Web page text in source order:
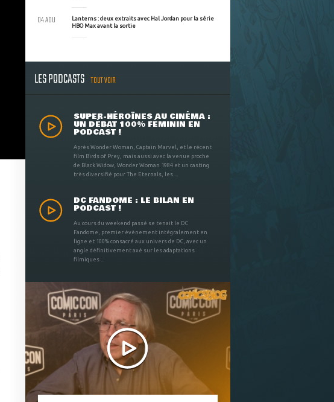
Lanterns : deux extraits avec Hal Jordan pour la série
HBO Max avant la sortie
04 AOU
LES PODCASTS TOUT VOIR
SUPER-HÉROÏNES AU CINÉMA :
UN DÉBAT 100% FÉMININ EN
PODCAST !
Après Wonder Woman, Captain Marvel, et le récent
film Birds of Prey, mais aussi avec la venue proche
de Black Widow, Wonder Woman 1984 et un casting
très diversifié pour The Eternals, les ...
DC FANDOME : LE BILAN EN
PODCAST !
Au cours du weekend passé se tenait le DC
Fandome, premier évènement intégralement en
ligne et 100% consacré aux univers de DC, avec un
angle définitivement axé sur les adaptations
filmiques ...